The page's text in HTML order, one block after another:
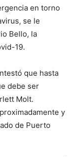
en torno
se le
Bello, la
19.
que hasta
debe ser
Molt.
y
de Puerto